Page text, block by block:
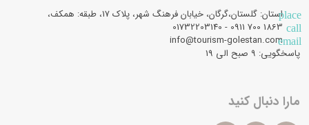
placeاستان: گلستان،گرگان، خیابان فرهنگ شهر، پلاک 17، طبقه: همکف،
call
email
info@tourism-golestan.com
پاسخگویی: ۹ صبح الی 19
مارا دنبال کنید